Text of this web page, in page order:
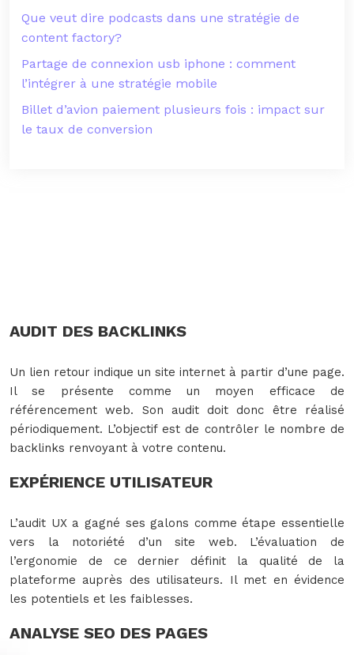
Que veut dire podcasts dans une stratégie de
content factory?
Partage de connexion usb iphone : comment
l’intégrer à une stratégie mobile
Billet d’avion paiement plusieurs fois : impact sur
le taux de conversion
AUDIT DES BACKLINKS
Un lien retour indique un site internet à partir d’une page.
Il se présente comme un moyen efficace de
référencement web. Son audit doit donc être réalisé
périodiquement. L’objectif est de contrôler le nombre de
backlinks renvoyant à votre contenu.
EXPÉRIENCE UTILISATEUR
L’audit UX a gagné ses galons comme étape essentielle
vers la notoriété d’un site web. L’évaluation de
l’ergonomie de ce dernier définit la qualité de la
plateforme auprès des utilisateurs. Il met en évidence
les potentiels et les faiblesses.
ANALYSE SEO DES PAGES